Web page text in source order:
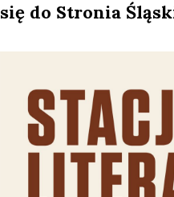
się do Stro­nia